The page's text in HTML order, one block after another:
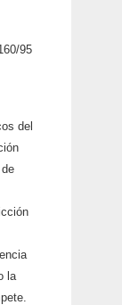
95
del
la